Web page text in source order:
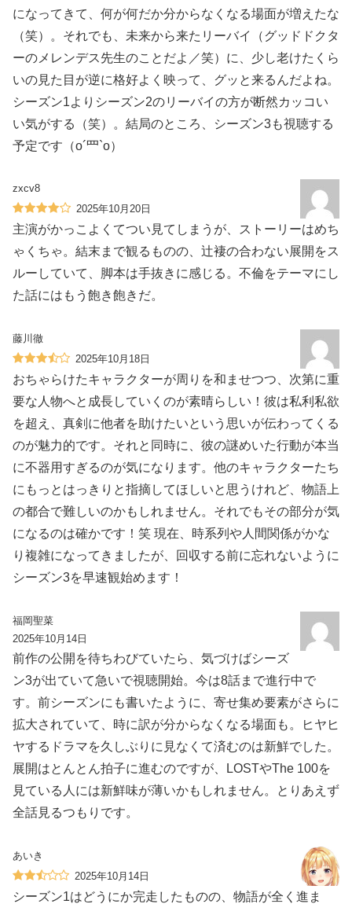
になってきて、何が何だか分からなくなる場面が増えたな
（笑）。それでも、未来から来たリーバイ（グッドドクタ
ーのメレンデス先生のことだよ／笑）に、少し老けたくら
いの見た目が逆に格好よく映って、グッと来るんだよね。
シーズン1よりシーズン2のリーバイの方が断然カッコい
い気がする（笑）。結局のところ、シーズン3も視聴する
予定です（o´罒`o）
zxcv8
2025年10月20日
主演がかっこよくてつい見てしまうが、ストーリーはめち
ゃくちゃ。結末まで観るものの、辻褄の合わない展開をス
ルーしていて、脚本は手抜きに感じる。不倫をテーマにし
た話にはもう飽き飽きだ。
藤川徹
2025年10月18日
おちゃらけたキャラクターが周りを和ませつつ、次第に重
要な人物へと成長していくのが素晴らしい！彼は私利私欲
を超え、真剣に他者を助けたいという思いが伝わってくる
のが魅力的です。それと同時に、彼の謎めいた行動が本当
に不器用すぎるのが気になります。他のキャラクターたち
にもっとはっきりと指摘してほしいと思うけれど、物語上
の都合で難しいのかもしれません。それでもその部分が気
になるのは確かです！笑 現在、時系列や人間関係がかな
り複雑になってきましたが、回収する前に忘れないように
シーズン3を早速観始めます！
福岡聖菜
2025年10月14日
前作の公開を待ちわびていたら、気づけばシーズ
ン3が出ていて急いで視聴開始。今は8話まで進行中で
す。前シーズンにも書いたように、寄せ集め要素がさらに
拡大されていて、時に訳が分からなくなる場面も。ヒヤヒ
ヤするドラマを久しぶりに見なくて済むのは新鮮でした。
展開はとんとん拍子に進むのですが、LOSTやThe 100を
見ている人には新鮮味が薄いかもしれません。とりあえず
全話見るつもりです。
あいき
2025年10月14日
シーズン1はどうにか完走したものの、物語が全く進ま